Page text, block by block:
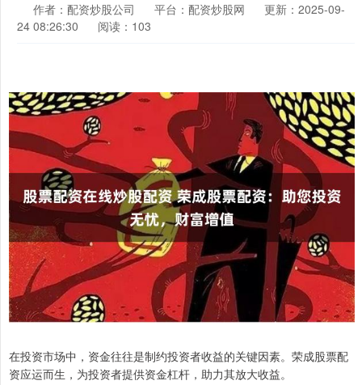
作者：配资炒股公司 平台：配资炒股网
更新：2025-09-
24 08:26:30
阅读：103
在投资市场中，资金往往是制约投资者收益的关键因素。荣成股票配
资应运而生，为投资者提供资金杠杆，助力其放大收益。